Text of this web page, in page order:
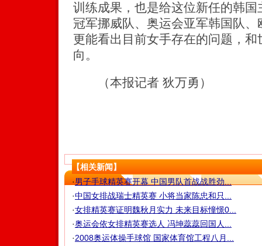
训练成果，也是给这位新任的韩
冠军挪威队、奥运会亚军韩国队
更能看出目前女手存在的问题，
向。
（本报记者 狄万勇）
【相关新闻】
·男子手球精英赛开幕 中国男队首战战胜劲...
·中国女排战瑞士精英赛 小将当家陈忠和只...
·女排精英赛证明魏秋月实力 未来目标憧憬0...
·奥运会依女排精英赛选人 冯坤蕊蕊回国人...
·2008奥运体操手球馆 国家体育馆工程八月...